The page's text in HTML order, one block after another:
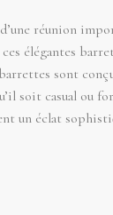
réunion
élégantes
sont
soit casual ou
un éclat